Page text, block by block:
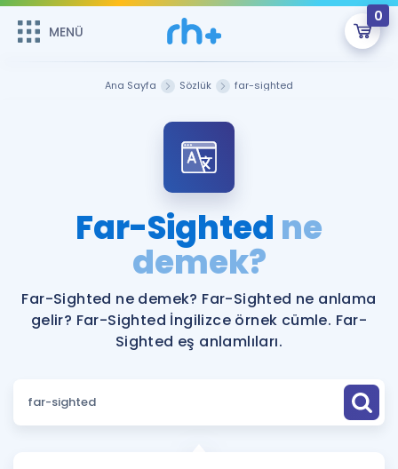
MENÜ
0
Şifremi Hatırlamıyorum
Sepetin Şu An Boş.
Remzi Hoca ile seni sınava hazırlayacak onlarca eğitim seni
bekliyor!
MENÜ
Katılımcı Görüşleri
Faydalı Araçlar
Ücretsiz Kaynaklar
Puan Hesaplama
İngilizce Gramer
Ana Sayfa Sözlük far-sighted
Far-Sighted ne
demek?
Far-Sighted ne demek? Far-Sighted ne anlama
gelir? Far-Sighted İngilizce örnek cümle. Far-
Sighted eş anlamlıları.